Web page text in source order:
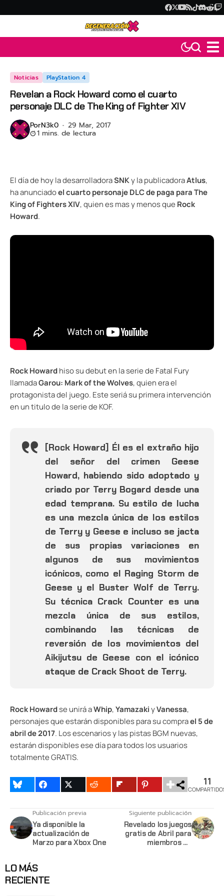
Noticias PlayStation 4
Revelan a Rock Howard como el cuarto
personaje DLC de The King of Fighter XIV
PorN3k0 29 Mar, 2017
1 mins. de lectura
El día de hoy la desarrolladoraSNKy la publicadoraAtlus,
ha anunciadoel cuarto personaje DLC de paga para The
King of Fighters XIV, quien es mas y menos que Rock
Howard.
Rock Howardhiso su debut en la serie de Fatal Fury
llamadaGarou: Mark of the Wolves, quien era el
protagonista del juego. Este seriá su primera intervención
en un titulo de la serie de KOF.
[Rock Howard] Él es el extraño hijo
del señor del crimen Geese
Howard, habiendo sido adoptado y
criado por Terry Bogard desde una
edad temprana. Su estilo de lucha
es una mezcla única de los estilos
de Terry y Geese e incluso se jacta
de sus propias variaciones en
algunos de sus movimientos
icónicos, como el Raging Storm de
Geese y el Buster Wolf de Terry.
Su técnica Crack Counter es una
mezcla única de sus estilos,
combinando las técnicas de
reversión de los movimientos del
Aikijutsu de Geese con el icónico
ataque de Crack Shoot de Terry.
Rock Howardse unirá aWhip,YamazakiyVanessa,
personajes que estarán disponibles para su comprael 5 de
abril de 2017. Los escenarios y las pistas BGM nuevas,
estarán disponibles ese día para todos los usuarios
totalmente GRATIS.
11
Publicación previa
Ya disponible la
actualización de
Marzo para Xbox One
Siguiente publicación
Revelado los juegos
gratis de Abril para
miembros de
LO MÁS
RECIENTE